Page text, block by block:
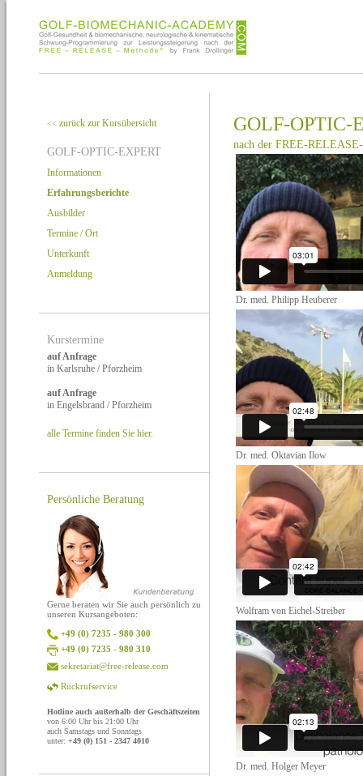
<< zurück zur Kursübersicht
GOLF-OPTIC-EXPERT
Informationen
Erfahrungsberichte
Ausbilder
Termine / Ort
Unterkunft
Anmeldung
Kurstermine
auf Anfrage
in Karlsruhe / Pforzheim
auf Anfrage
in Engelsbrand / Pforzheim
alle Termine finden Sie hier.
Persönliche Beratung
Gerne beraten wir Sie auch persönlich zu
unseren Kursangeboten:
+49 (0) 7235 - 980 300
+49 (0) 7235 - 980 310
sekretariat@free-release.com
Rückrufservice
Hotline auch außerhalb der Geschäftszeiten
von 6:00 Uhr bis 21:00 Uhr
auch Samstags und Sonntags
unter: +49 (0) 151 - 2347 4010
GOLF-OPTIC-
nach der FREE-
Dr. med. Philipp Heuberer
Dr. med. Oktavian Ilow
Wolfram von Eichel-Streiber
Dr. med. Holger Meyer